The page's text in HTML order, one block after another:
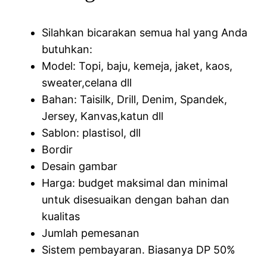
Silahkan bicarakan semua hal yang Anda
butuhkan:
Model: Topi, baju, kemeja, jaket, kaos,
sweater,celana dll
Bahan: Taisilk, Drill, Denim, Spandek,
Jersey, Kanvas,katun dll
Sablon: plastisol, dll
Bordir
Desain gambar
Harga: budget maksimal dan minimal
untuk disesuaikan dengan bahan dan
kualitas
Jumlah pemesanan
Sistem pembayaran. Biasanya DP 50%